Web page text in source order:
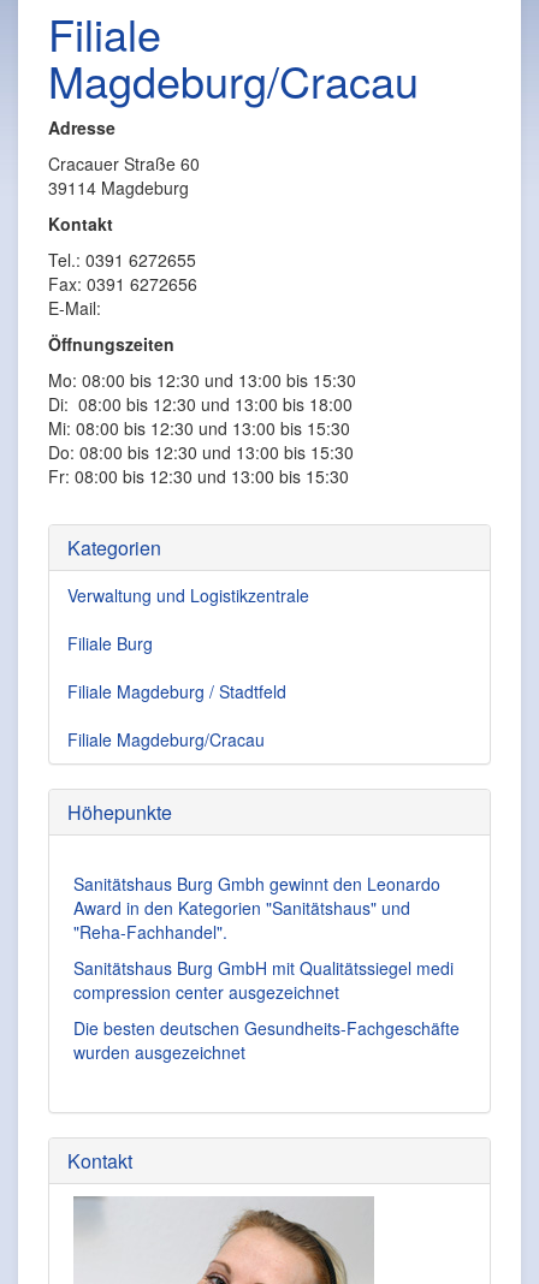
Filiale
Magdeburg/Cracau
Adresse
Cracauer Straße 60
39114 Magdeburg
Kontakt
Tel.: 0391 6272655
Fax: 0391 6272656
E-Mail:
Öffnungszeiten
Mo: 08:00 bis 12:30 und 13:00 bis 15:30
Di: 08:00 bis 12:30 und 13:00 bis 18:00
Mi: 08:00 bis 12:30 und 13:00 bis 15:30
Do: 08:00 bis 12:30 und 13:00 bis 15:30
Fr: 08:00 bis 12:30 und 13:00 bis 15:30
Kategorien
Verwaltung und Logistikzentrale
Filiale Burg
Filiale Magdeburg / Stadtfeld
Filiale Magdeburg/Cracau
Höhepunkte
Sanitätshaus Burg Gmbh gewinnt den Leonardo
Award in den Kategorien "Sanitätshaus" und
"Reha-Fachhandel".
Sanitätshaus Burg GmbH mit Qualitätssiegel medi
compression center ausgezeichnet
Die besten deutschen Gesundheits-Fachgeschäfte
wurden ausgezeichnet
Kontakt